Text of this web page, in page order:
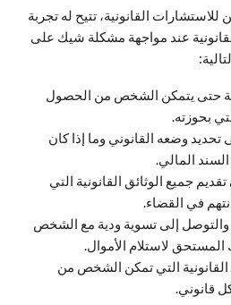
القانونية، تتيح له تجربة
عند مواجهة مشكلة شيك على
حتى يتمكن الشخص من الحصول
بحوزته.
وضعه القانوني وما إذا كان
المالي.
جميع الوثائق القانونية التي
في القضاء.
والتوصل إلى تسوية ودية مع الشخص
لاستلام الأموال.
القانونية التي تمكن الشخص من
قانوني.